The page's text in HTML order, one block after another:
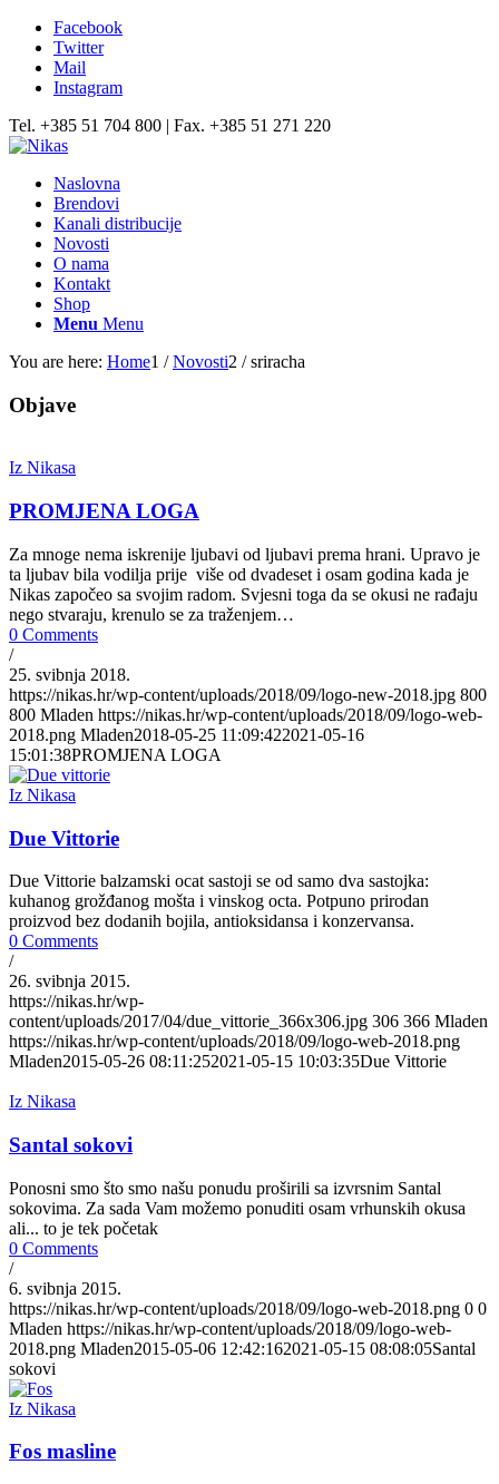
Facebook
Twitter
Mail
Instagram
Tel. +385 51 704 800 | Fax. +385 51 271 220
Naslovna
Brendovi
Kanali distribucije
Novosti
O nama
Kontakt
Shop
Menu Menu
You are here: Home1 / Novosti2 / sriracha
Objave
Iz Nikasa
PROMJENA LOGA
Za mnoge nema iskrenije ljubavi od ljubavi prema hrani. Upravo je
ta ljubav bila vodilja prije više od dvadeset i osam godina kada je
Nikas započeo sa svojim radom. Svjesni toga da se okusi ne rađaju
nego stvaraju, krenulo se za traženjem…
0 Comments
/
25. svibnja 2018.
https://nikas.hr/wp-content/uploads/2018/09/logo-new-2018.jpg 800
800 Mladen https://nikas.hr/wp-content/uploads/2018/09/logo-web-
2018.png Mladen2018-05-25 11:09:422021-05-16
15:01:38PROMJENA LOGA
Iz Nikasa
Due Vittorie
Due Vittorie balzamski ocat sastoji se od samo dva sastojka:
kuhanog grožđanog mošta i vinskog octa. Potpuno prirodan
proizvod bez dodanih bojila, antioksidansa i konzervansa.
0 Comments
/
26. svibnja 2015.
https://nikas.hr/wp-
content/uploads/2017/04/due_vittorie_366x306.jpg 306 366 Mladen
https://nikas.hr/wp-content/uploads/2018/09/logo-web-2018.png
Mladen2015-05-26 08:11:252021-05-15 10:03:35Due Vittorie
Iz Nikasa
Santal sokovi
Ponosni smo što smo našu ponudu proširili sa izvrsnim Santal
sokovima. Za sada Vam možemo ponuditi osam vrhunskih okusa
ali... to je tek početak
0 Comments
/
6. svibnja 2015.
https://nikas.hr/wp-content/uploads/2018/09/logo-web-2018.png 0 0
Mladen https://nikas.hr/wp-content/uploads/2018/09/logo-web-
2018.png Mladen2015-05-06 12:42:162021-05-15 08:08:05Santal
sokovi
Iz Nikasa
Fos masline